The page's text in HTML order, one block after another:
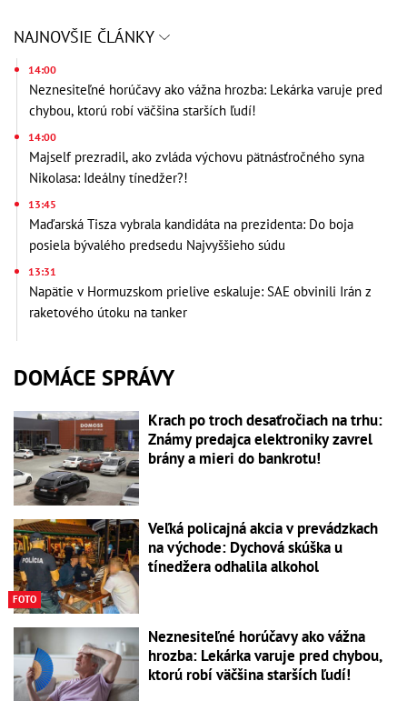
NAJNOVŠIE ČLÁNKY
14:00
Neznesiteľné horúčavy ako vážna hrozba: Lekárka varuje pred
chybou, ktorú robí väčšina starších ľudí!
14:00
Majself prezradil, ako zvláda výchovu pätnásťročného syna
Nikolasa: Ideálny tínedžer?!
13:45
Maďarská Tisza vybrala kandidáta na prezidenta: Do boja
posiela bývalého predsedu Najvyššieho súdu
13:31
Napätie v Hormuzskom prielive eskaluje: SAE obvinili Irán z
raketového útoku na tanker
DOMÁCE SPRÁVY
Krach po troch desaťročiach na trhu:
Známy predajca elektroniky zavrel
brány a mieri do bankrotu!
FOTO
Veľká policajná akcia v prevádzkach
na východe: Dychová skúška u
tínedžera odhalila alkohol
Neznesiteľné horúčavy ako vážna
hrozba: Lekárka varuje pred chybou,
ktorú robí väčšina starších ľudí!